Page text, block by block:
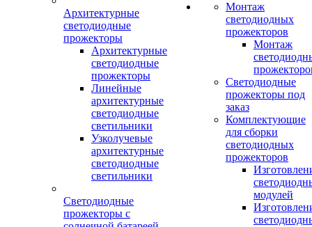
Архитектурные
светодиодные
прожекторы
Архитектурные
светодиодные
прожекторы
Линейные
архитектурные
светодиодные
светильники
Узколучевые
архитектурные
светодиодные
светильники
Светодиодные
прожекторы с
Монтаж
светодиодных
прожекторов
Монтаж
Светодиодные
прожекторы под
заказ
Комплектующие
для сборки
светодиодных
прожекторов
модулей